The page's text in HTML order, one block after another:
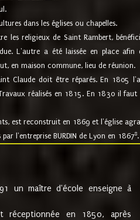
dans les églises ou chapelles.
les religieux de Saint Rambert,
L'autre a été laissée en place
en maison commune, lieu de réunion.
Claude doit être réparés. En 1805
réalisés en 1815. En 1830 il
est reconstruit en 1869 et l'église
l'entreprise BURDIN de Lyon en 18678.
un maître d'école enseigne à
réceptionnée en 1850, après